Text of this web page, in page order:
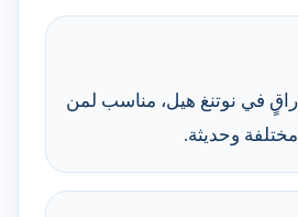
في نوتنغ هيل، مناسب لمن
وحديثة.